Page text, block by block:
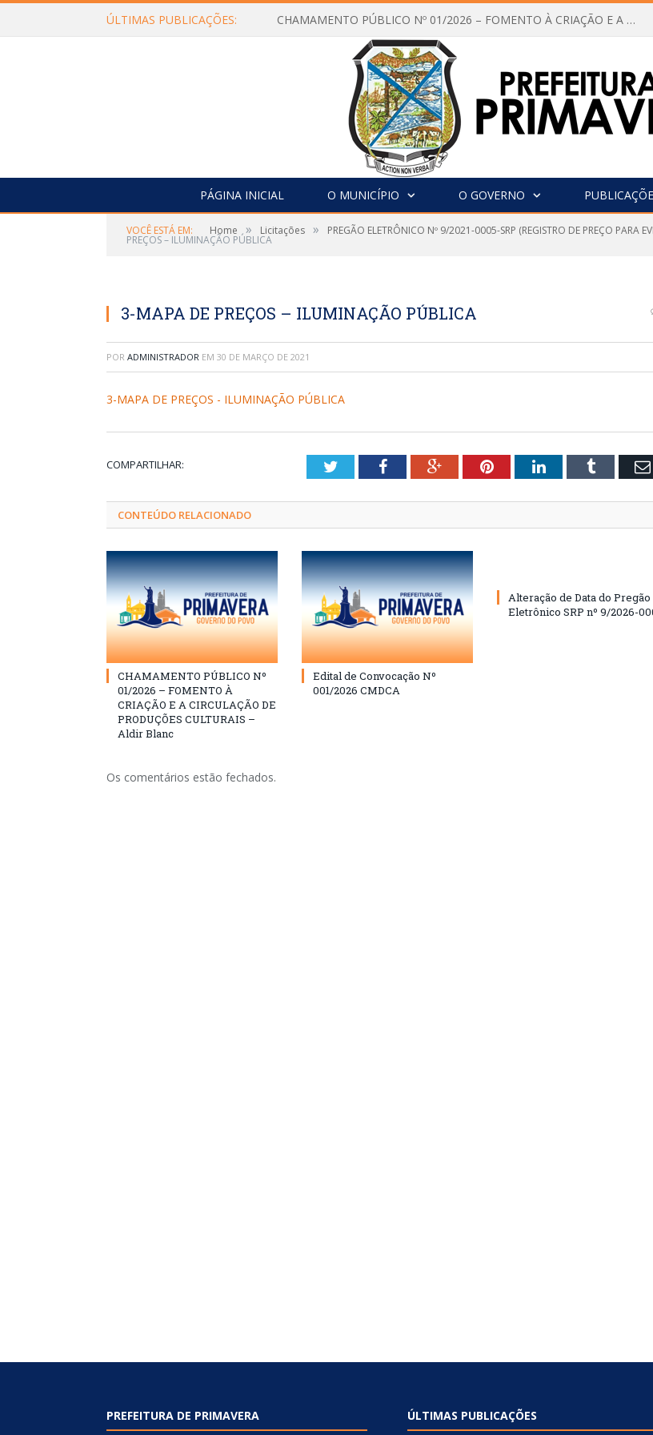
ÚLTIMAS PUBLICAÇÕES: CHAMAMENTO PÚBLICO Nº 01/2026 – FOMENTO À CRIAÇÃO E A CIRCULAÇÃO DE PRODUÇÕES CULTURAIS – Aldir Blanc
PÁGINA INICIAL O MUNICÍPIO O GOVERNO
VOCÊ ESTÁ EM: Home » Licitações » PREGÃO ELETRÔNICO Nº 9/2021-0005-SRP (REGISTRO DE PREÇO PARA
PREÇOS – ILUMINAÇÃO PÚBLICA
3-MAPA DE PREÇOS – ILUMINAÇÃO PÚBLICA
POR ADMINISTRADOR EM 30 DE MARÇO DE 2021
3-MAPA DE PREÇOS - ILUMINAÇÃO PÚBLICA
COMPARTILHAR: TwitterFacebookGoogle+PinterestLinkedInTumblr
CONTEÚDO RELACIONADO
CHAMAMENTO PÚBLICO Nº
01/2026 – FOMENTO À
CRIAÇÃO E A CIRCULAÇÃO DE
PRODUÇÕES CULTURAIS –
Aldir Blanc
Edital de Convocação Nº
001/2026 CMDCA
Alteração de Data do Pregão
Eletrônico SRP nº 9/2026-
Os comentários estão fechados.
PREFEITURA DE PRIMAVERA ÚLTIMAS PUBLICAÇÕES